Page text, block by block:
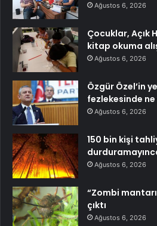
Ağustos 6, 2026
Çocuklar, Açık
kitap okuma
Ağustos 6, 2026
Özgür Özel’in
fezlekesinde ne
Ağustos 6, 2026
150 bin kişi
Ağustos 6, 2026
“Zombi
çıktı
Ağustos 6, 2026